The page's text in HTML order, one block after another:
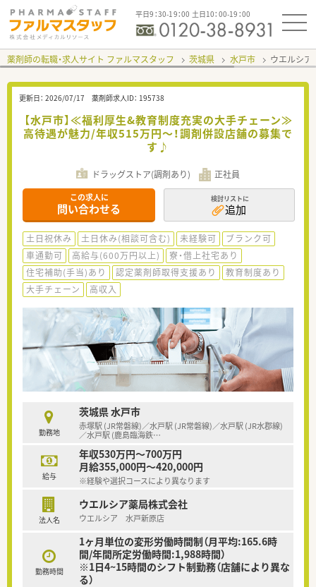
平日9：30-19：00 土日10：00-19：00
薬剤師の転職・求人サイト ファルマスタッフ 茨城県 水戸市 ウエルシ
更新日： 2026/07/17 薬剤師求人ID： 195738
【水戸市】≪福利厚生&教育制度充実の大手チェーン≫
高待遇が魅力/年収515万円～！調剤併設店舗の募集で
す♪
ドラッグストア(調剤あり) 正社員
この求人に
問い合わせる
検討リストに
追加
土日祝休み 土日休み(相談可含む) 未経験可
ブランク可
車通勤可
高給与(600万円以上)
寮・借上社宅あり
住宅補助(手当)あり
認定薬剤師取得支援あり
教育制度あり
大手チェーン
高収入
勤務地
茨城県 水戸市
赤塚駅 (JR常磐線)／水戸駅 (JR常磐線)／水戸駅 (JR水郡線)
／水戸駅 (鹿島臨海鉄…
給与
年収530万円～700万円
月給355,000円～420,000円
※経験や選択コースにより異なります
法人名
ウエルシア薬局株式会社
ウエルシア 水戸新原店
勤務時間
1ヶ月単位の変形労働時間制（月平均:165.6時
間/年間所定労働時間:1,988時間）
※1日4~15時間のシフト制勤務（店舗により異な
る）